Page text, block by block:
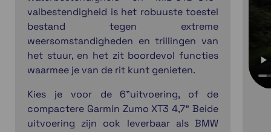
valbestendigheid is het robuuste toestel
bestand tegen extreme
weersomstandigheden en trillingen van
het stuur, en het zit boordevol functies
waarmee je van de rit kunt genieten.
Kies je voor de 6"uitvoering, of de
compactere Garmin Zumo XT3 4,7" Beide
uitvoering zijn ook leverbaar als BMW